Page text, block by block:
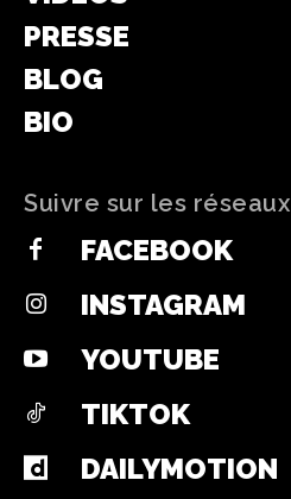
PRESSE
BLOG
BIO
Suivre sur les réseaux
FACEBOOK
INSTAGRAM
YOUTUBE
TIKTOK
DAILYMOTION